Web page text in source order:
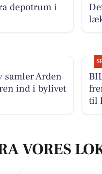
depotrum i
samler Arden
ind i bylivet
til
VORES